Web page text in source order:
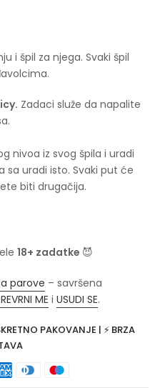
i špil za njega. Svaki špil
Zadaci služe da napalite
nivoa iz svog špila i uradi
sa uradi isto. Svaki put će
biti drugačija.
18+ zadatke 😈
parove – savršena
ME i USUDI SE.
PAKOVANJE | ⚡ BRZA